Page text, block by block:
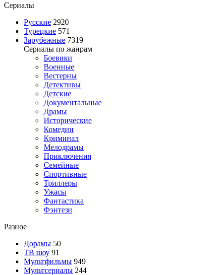
Сериалы
Русские 2920
Турецкие 571
Зарубежные 7319
Сериалы по жанрам
Боевики
Военные
Вестерны
Детективы
Детские
Документальные
Драмы
Исторические
Комедии
Криминал
Мелодрамы
Приключения
Семейные
Спортивные
Триллеры
Ужасы
Фантастика
Фэнтези
Разное
Дорамы 50
ТВ шоу 91
Мультфильмы 949
Мультсериалы 244